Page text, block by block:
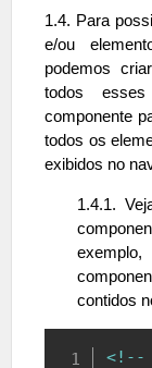
1.4. Para
e/ou
podemos
todos
componente
todos os
exibidos no
1.4.1.
contidos
<! --